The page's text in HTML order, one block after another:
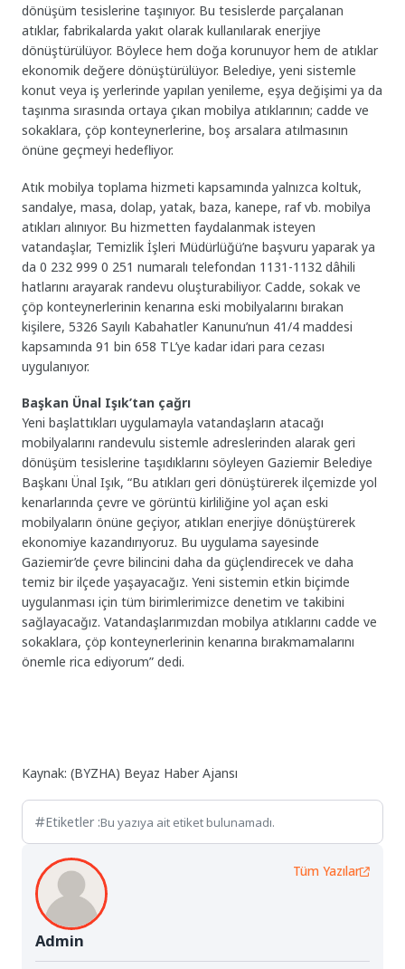
dönüşüm tesislerine taşınıyor. Bu tesislerde parçalanan
atıklar, fabrikalarda yakıt olarak kullanılarak enerjiye
dönüştürülüyor. Böylece hem doğa korunuyor hem de atıklar
ekonomik değere dönüştürülüyor. Belediye, yeni sistemle
konut veya iş yerlerinde yapılan yenileme, eşya değişimi ya da
taşınma sırasında ortaya çıkan mobilya atıklarının; cadde ve
sokaklara, çöp konteynerlerine, boş arsalara atılmasının
önüne geçmeyi hedefliyor.
Atık mobilya toplama hizmeti kapsamında yalnızca koltuk,
sandalye, masa, dolap, yatak, baza, kanepe, raf vb. mobilya
atıkları alınıyor. Bu hizmetten faydalanmak isteyen
vatandaşlar, Temizlik İşleri Müdürlüğü’ne başvuru yaparak ya
da 0 232 999 0 251 numaralı telefondan 1131-1132 dâhili
hatlarını arayarak randevu oluşturabiliyor. Cadde, sokak ve
çöp konteynerlerinin kenarına eski mobilyalarını bırakan
kişilere, 5326 Sayılı Kabahatler Kanunu’nun 41/4 maddesi
kapsamında 91 bin 658 TL’ye kadar idari para cezası
uygulanıyor.
Başkan Ünal Işık’tan çağrı
Yeni başlattıkları uygulamayla vatandaşların atacağı
mobilyalarını randevulu sistemle adreslerinden alarak geri
dönüşüm tesislerine taşıdıklarını söyleyen Gaziemir Belediye
Başkanı Ünal Işık, “Bu atıkları geri dönüştürerek ilçemizde yol
kenarlarında çevre ve görüntü kirliliğine yol açan eski
mobilyaların önüne geçiyor, atıkları enerjiye dönüştürerek
ekonomiye kazandırıyoruz. Bu uygulama sayesinde
Gaziemir’de çevre bilincini daha da güçlendirecek ve daha
temiz bir ilçede yaşayacağız. Yeni sistemin etkin biçimde
uygulanması için tüm birimlerimizce denetim ve takibini
sağlayacağız. Vatandaşlarımızdan mobilya atıklarını cadde ve
sokaklara, çöp konteynerlerinin kenarına bırakmamalarını
önemle rica ediyorum” dedi.
Kaynak: (BYZHA) Beyaz Haber Ajansı
Etiketler :Bu yazıya ait etiket bulunamadı.
Admin
Tüm Yazılar